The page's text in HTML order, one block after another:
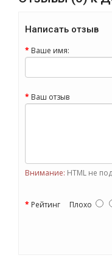
Написать отзыв
Ваше имя:
Ваш отзыв
Внимание: HTML не
Рейтинг Плохо